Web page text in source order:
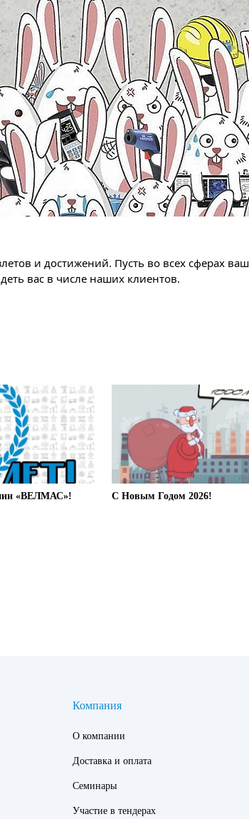
и достижений. Пусть во всех сферах
вас в числе наших клиентов.
«ВЕЛМАС»! С Новым Годом 2026!
Компания
О компании
Доставка и оплата
Семинары
Участие в тендерах